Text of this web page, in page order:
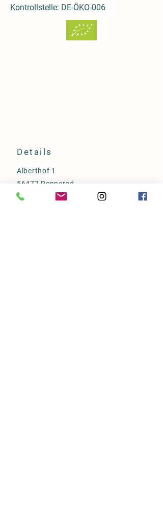
Kontrollstelle: DE-ÖKO-006
Details
Alberthof 1
56477 Rennerod
+49 (0) 2664-999563